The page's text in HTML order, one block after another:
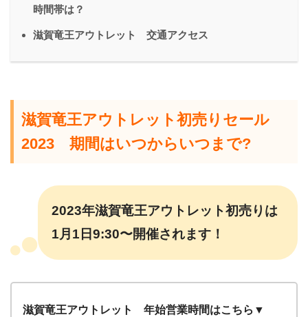
時間帯は？
滋賀竜王アウトレット 交通アクセス
滋賀竜王アウトレット初売りセール
2023 期間はいつからいつまで?
2023年滋賀竜王アウトレット初売りは
1月1日9:30〜開催されます！
滋賀竜王アウトレット 年始営業時間はこちら▼